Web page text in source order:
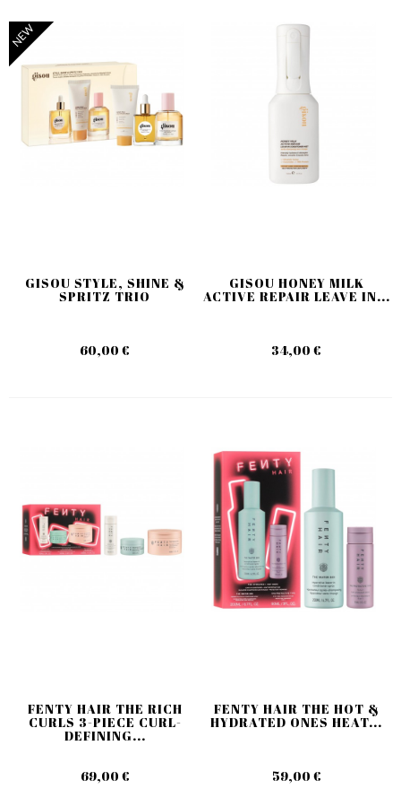
NEW
GISOU STYLE, SHINE &
SPRITZ TRIO
60,00 €
GISOU HONEY MILK
ACTIVE REPAIR LEAVE IN...
34,00 €
FENTY HAIR THE RICH
CURLS 3-PIECE CURL-
DEFINING...
69,00 €
FENTY HAIR THE HOT &
HYDRATED ONES HEAT...
59,00 €